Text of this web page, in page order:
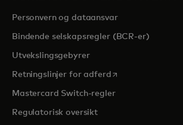
Personvern og dataansvar
Bindende selskapsregler (BCR-er)
Utvekslingsgebyrer
Retningslinjer for adferdopens in a new tab
Mastercard Switch-regler
Regulatorisk oversikt